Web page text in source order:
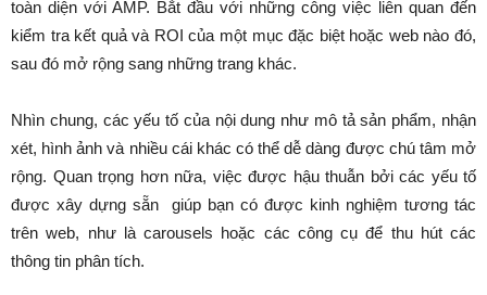
toàn diện với AMP. Bắt đầu với những công việc liên quan đến
kiểm tra kết quả và ROI của một mục đặc biệt hoặc web nào đó,
sau đó mở rộng sang những trang khác.
Nhìn chung, các yếu tố của nội dung như mô tả sản phẩm, nhận
xét, hình ảnh và nhiều cái khác có thể dễ dàng được chú tâm mở
rộng. Quan trọng hơn nữa, việc được hậu thuẫn bởi các yếu tố
được xây dựng sẵn giúp bạn có được kinh nghiệm tương tác
trên web, như là carousels hoặc các công cụ để thu hút các
thông tin phân tích.